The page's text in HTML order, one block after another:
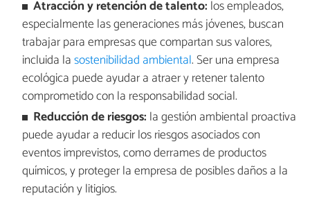
Atracción y retención de talento: los empleados,
especialmente las generaciones más jóvenes, buscan
trabajar para empresas que compartan sus valores,
incluida lasostenibilidad ambiental. Ser una empresa
ecológica puede ayudar a atraer y retener talento
comprometido con la responsabilidad social.
Reducción de riesgos: la gestión ambiental proactiva
puede ayudar a reducir los riesgos asociados con
eventos imprevistos, como derrames de productos
químicos, y proteger la empresa de posibles daños a la
reputación y litigios.